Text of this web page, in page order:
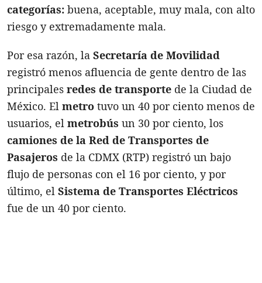
categorías: buena, aceptable, muy mala, con alto
riesgo y extremadamente mala.
Por esa razón, la Secretaría de Movilidad
registró menos afluencia de gente dentro de las
principales redes de transporte de la Ciudad de
México. El metro tuvo un 40 por ciento menos de
usuarios, el metrobús un 30 por ciento, los
camiones de la Red de Transportes de
Pasajeros de la CDMX (RTP) registró un bajo
flujo de personas con el 16 por ciento, y por
último, el Sistema de Transportes Eléctricos
fue de un 40 por ciento.